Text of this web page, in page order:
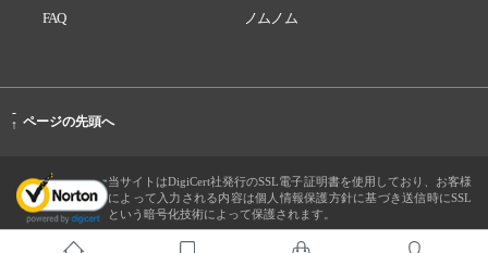
FAQ
ノムノム
-
↑ ページの先頭へ
当サイトはDigiCert社発行のSSL電子証明書を使用しており、お客様
によって入力される内容は個人情報保護方針に基づき送信時にSSL
という暗号化技術によって保護されます。